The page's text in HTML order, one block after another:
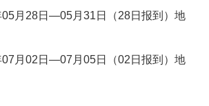
05月28日—05月31日（28日报到）地
07月02日—07月05日（02日报到）地